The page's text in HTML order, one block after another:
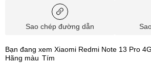
Sao chép đường dẫn
Bạn đang xem Xiaomi Redmi Note 13 Pro
Hãng màu Tím